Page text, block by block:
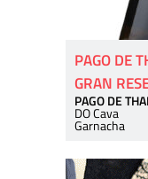
PAGO DE
GRAN
PAGO DE
DO Cava
Garnacha